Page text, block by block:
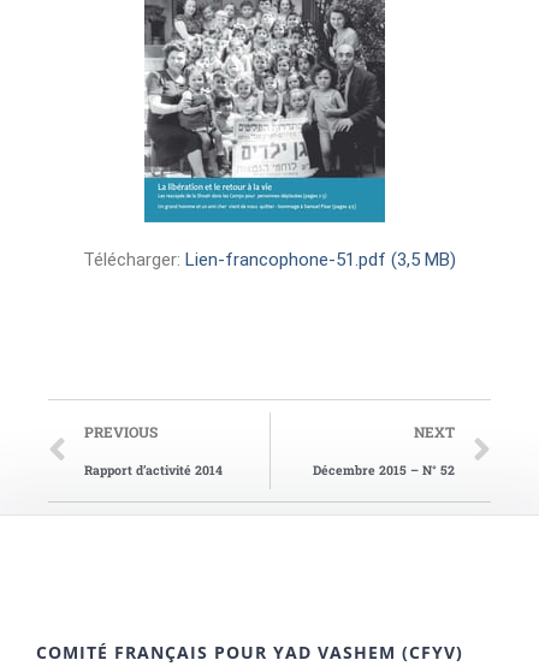
Télécharger: Lien-francophone-51.pdf (3,5 MB)
PREVIOUS
Rapport d’activité 2014
NEXT
Décembre 2015 – N° 52
COMITÉ FRANÇAIS POUR YAD VASHEM (CFYV)